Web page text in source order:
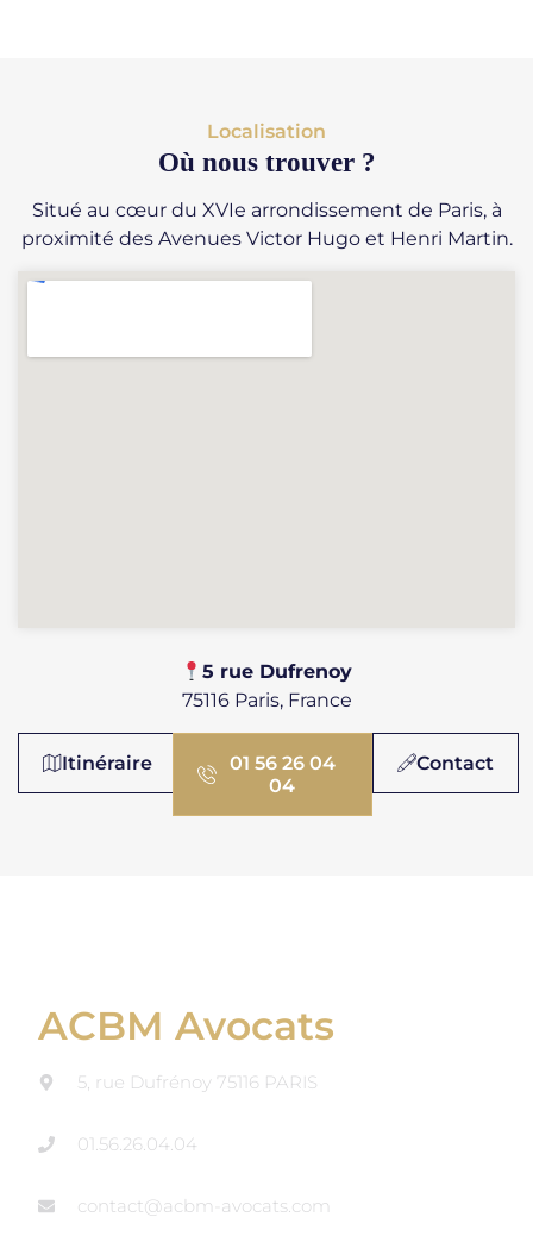
Localisation
Où nous trouver ?
Situé au cœur du XVIe arrondissement de Paris, à
proximité des Avenues Victor Hugo et Henri Martin.
​​5 rue Dufrenoy
75116 Paris, France
Itinéraire
01 56 26 04
04
Contact
ACBM Avocats
5, rue Dufrénoy 75116 PARIS
01.56.26.04.04
contact@acbm-avocats.com